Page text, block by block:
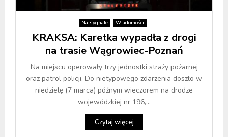
Na sygnale Wiadomości
KRAKSA: Karetka wypadła z drogi
na trasie Wągrowiec-Poznań
Na miejscu operowały trzy jednostki straży pożarnej
oraz patrol policji. Do nietypowego zdarzenia doszło w
niedzielę (7 marca) późnym wieczorem na drodze
wojewódzkiej nr 196,...
Czytaj więcej